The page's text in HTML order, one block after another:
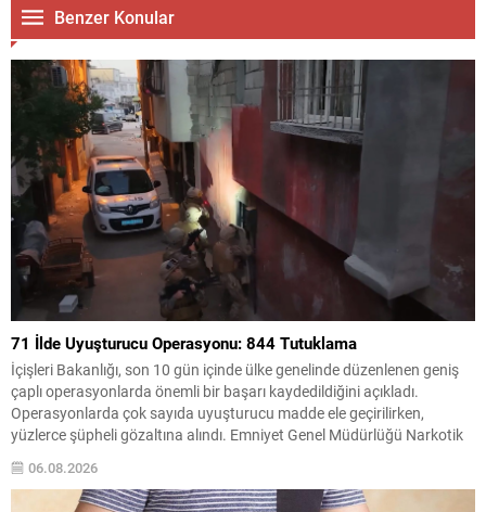
Benzer Konular
71 İlde Uyuşturucu Operasyonu: 844 Tutuklama
İçişleri Bakanlığı, son 10 gün içinde ülke genelinde düzenlenen geniş
çaplı operasyonlarda önemli bir başarı kaydedildiğini açıkladı.
Operasyonlarda çok sayıda uyuşturucu madde ele geçirilirken,
yüzlerce şüpheli gözaltına alındı. Emniyet Genel Müdürlüğü Narkotik
Suçlarla Mücadele Başkanlığı ile Cumhuriyet Başsavcılıkları
koordinasyonunda yürütülen çalışmalarda, 71 ilde uyuşturucu ticareti
yapanlara yönelik eş zamanlı müdahaleler...
06.08.2026